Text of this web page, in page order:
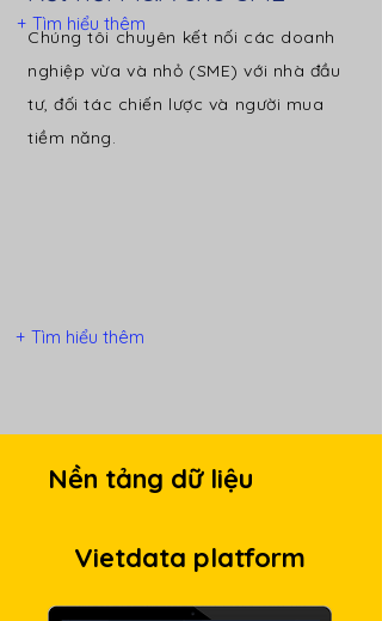
+ Tìm hiểu thêm
Chúng tôi chuyên kết nối các doanh
nghiệp vừa và nhỏ (SME) với nhà đầu
tư, đối tác chiến lược và người mua
tiềm năng.
+ Tìm hiểu thêm
Nền tảng dữ liệu
Vietdata platform